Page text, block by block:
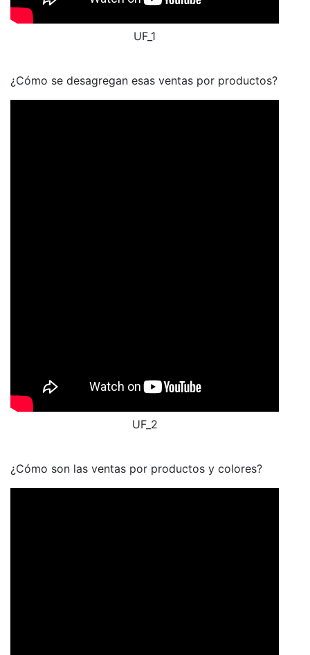
UF_1
¿Cómo se desagregan esas ventas por productos?
UF_2
¿Cómo son las ventas por productos y colores?